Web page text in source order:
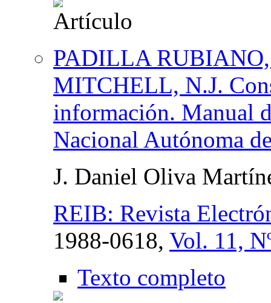
PADILLA
MITCHELL, N.J.
información. Manual
Nacional Autónoma
J. Daniel Oliva
REIB: Revista
1988-0618, Vol. 11,
Texto completo